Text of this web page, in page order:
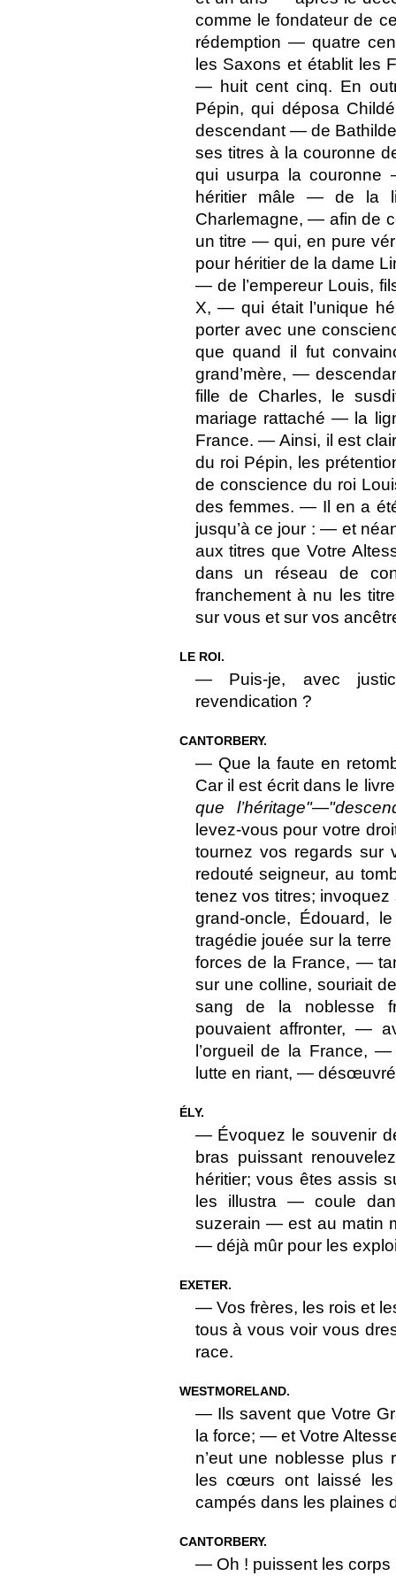
comme le fondateur de
rédemption — quatre
les Saxons et établit les
— huit cent cinq. En
Pépin, qui déposa
descendant — de
ses titres à la couronne
qui usurpa la couronne
héritier mâle — de la
Charlemagne, — afin de
un titre — qui, en pure
pour héritier de la dame
— de l’empereur Louis,
X, — qui était l’unique
porter avec une
que quand il fut
grand’mère, —
fille de Charles, le
mariage rattaché — la
France. — Ainsi, il est
du roi Pépin, les
de conscience du roi
des femmes. — Il en a
jusqu’à ce jour : — et
aux titres que Votre
dans un réseau de
franchement à nu les
sur vous et sur vos
LE ROI.
— Puis-je, avec
revendication ?
CANTORBERY.
— Que la faute en
Car il est écrit dans le
que l’héritage"—
levez-vous pour votre
tournez vos regards sur
redouté seigneur, au
tenez vos titres;
grand-oncle, Édouard,
tragédie jouée sur la
forces de la France, —
sur une colline, souriait
sang de la noblesse
pouvaient affronter, —
l’orgueil de la France,
lutte en riant, —
ÉLY.
— Évoquez le souvenir
bras puissant
héritier; vous êtes assis
les illustra — coule
suzerain — est au matin
— déjà mûr pour les
EXETER.
— Vos frères, les rois et
tous à vous voir vous
race.
WESTMORELAND.
— Ils savent que Votre
la force; — et Votre
n’eut une noblesse
les cœurs ont laissé
campés dans les plaines
CANTORBERY.
— Oh ! puissent les